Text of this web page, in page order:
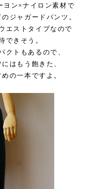
ヨン×ナイロン素材で
ジャガードパンツ。
エストタイプなので
できそう。
クトもあるので、
はもう飽きた、
の一本ですよ。